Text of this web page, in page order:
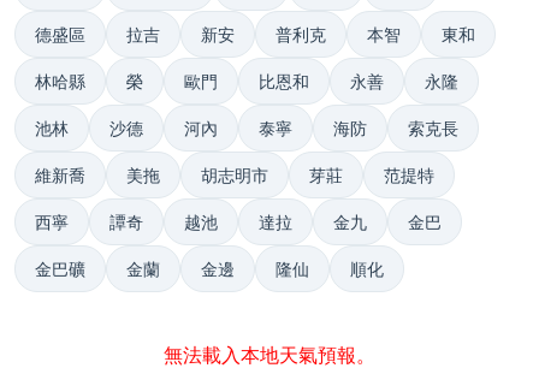
德盛區 拉吉 新安 普利克 本智 東和
林哈縣 榮 歐門 比恩和 永善 永隆
池林 沙德 河內 泰寧 海防 索克長
維新喬 美拖 胡志明市 芽莊 范提特
西寧 譚奇 越池 達拉 金九 金巴
金巴礦 金蘭 金邊 隆仙 順化
無法載入本地天氣預報。